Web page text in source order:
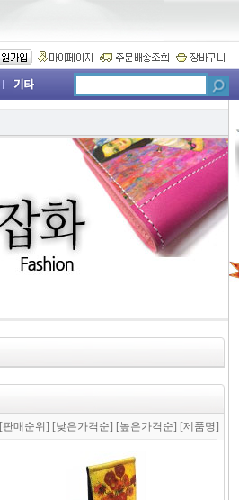
[판매순위] [낮은가격순] [높은가격순] [제품명]